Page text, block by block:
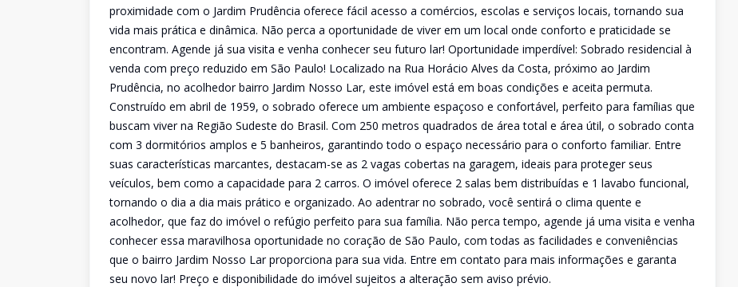
proximidade com o Jardim Prudência oferece fácil acesso a comércios, escolas e serviços locais, tornando sua
vida mais prática e dinâmica. Não perca a oportunidade de viver em um local onde conforto e praticidade se
encontram. Agende já sua visita e venha conhecer seu futuro lar! Oportunidade imperdível: Sobrado residencial à
venda com preço reduzido em São Paulo! Localizado na Rua Horácio Alves da Costa, próximo ao Jardim
Prudência, no acolhedor bairro Jardim Nosso Lar, este imóvel está em boas condições e aceita permuta.
Construído em abril de 1959, o sobrado oferece um ambiente espaçoso e confortável, perfeito para famílias que
buscam viver na Região Sudeste do Brasil. Com 250 metros quadrados de área total e área útil, o sobrado conta
com 3 dormitórios amplos e 5 banheiros, garantindo todo o espaço necessário para o conforto familiar. Entre
suas características marcantes, destacam-se as 2 vagas cobertas na garagem, ideais para proteger seus
veículos, bem como a capacidade para 2 carros. O imóvel oferece 2 salas bem distribuídas e 1 lavabo funcional,
tornando o dia a dia mais prático e organizado. Ao adentrar no sobrado, você sentirá o clima quente e
acolhedor, que faz do imóvel o refúgio perfeito para sua família. Não perca tempo, agende já uma visita e venha
conhecer essa maravilhosa oportunidade no coração de São Paulo, com todas as facilidades e conveniências
que o bairro Jardim Nosso Lar proporciona para sua vida. Entre em contato para mais informações e garanta
seu novo lar! Preço e disponibilidade do imóvel sujeitos a alteração sem aviso prévio.